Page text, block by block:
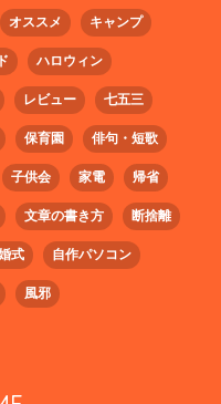
オススメ キャンプ
ハロウィン
レビュー 七五三
保育園 俳句・短歌
子供会 家電 帰省
文章の書き方 断捨離
式 自作パソコン
風邪